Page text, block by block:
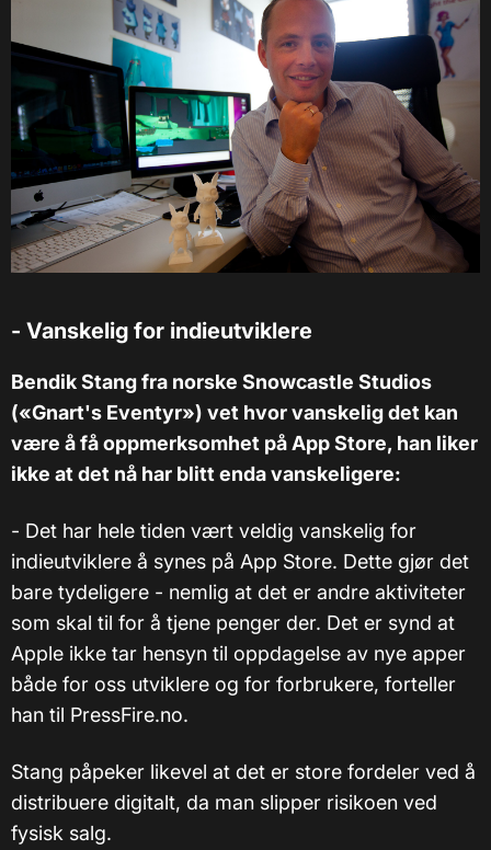
- Vanskelig for indieutviklere
Bendik Stang fra norske Snowcastle Studios
(«Gnart's Eventyr») vet hvor vanskelig det kan
være å få oppmerksomhet på App Store, han liker
ikke at det nå har blitt enda vanskeligere:
- Det har hele tiden vært veldig vanskelig for
indieutviklere å synes på App Store. Dette gjør det
bare tydeligere - nemlig at det er andre aktiviteter
som skal til for å tjene penger der. Det er synd at
Apple ikke tar hensyn til oppdagelse av nye apper
både for oss utviklere og for forbrukere, forteller
han til PressFire.no.
Stang påpeker likevel at det er store fordeler ved å
distribuere digitalt, da man slipper risikoen ved
fysisk salg.